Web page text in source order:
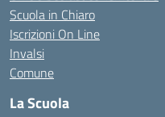
Scuola in Chiaro
Iscrizioni On Line
Invalsi
Comune
La Scuola